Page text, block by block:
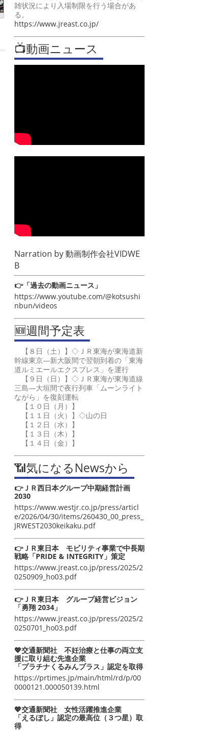
雑状況により入場制限を行う場合があ
る。
https://www.jreast.co.jp/
📺動画ニュース
Narration by動画制作会社VIDWE
B
👉「過去の動画ニュース」
https://www.youtube.com/@kotsushi
nbun/videos
🆕週間予定表
【８日（土）】◇ＪＲ東海が東海道新
幹線東京―新大阪間で翌朝到着の「東海
道ルミエールエクスプレス」を運行
【９日（日）】◇ＪＲ東海が東海道線
三島―大垣間で夜行列車「ムーンライト
ながら」を復刻運転
【１０日（月）】
【１１日（火）】◇山の日
【１２日（水）】
【１３日（木）】
【１４日（金）】
📶気になるNewsから
👉ＪＲ西日本グループ中期経営計画
2030
https://www.westjr.co.jp/press/articl
e/2026/04/30/items/260430_00_press_
JRWEST2030keikaku.pdf
👉ＪＲ東日本 モビリティ事業で中長期
戦略「PRIDE & INTEGRITY」策定
https://www.jreast.co.jp/press/2025/2
0250909_ho03.pdf
👉ＪＲ東日本 グループ経営ビジョン
「勇翔 2034」
https://www.jreast.co.jp/press/2025/2
0250701_ho03.pdf
💖交通新聞社 不妊治療と仕事の両立支
援に取り組む先進企業
「プラチナくるみんプラス」認定を取得
https://prtimes.jp/main/html/rd/p/00
0000121.000050139.html
💖交通新聞社 女性活躍推進企業
「えるぼし」認定の最高位（３つ星）取
得